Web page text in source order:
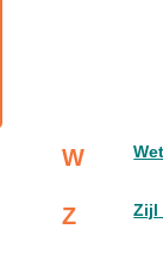
W
Z Zijl